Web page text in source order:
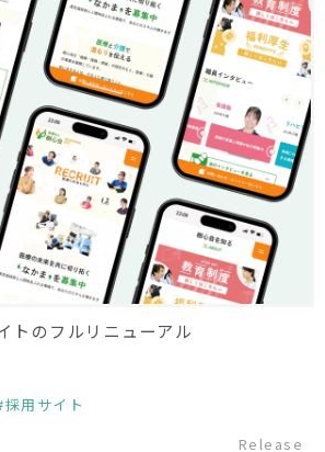
トのフルリニューアル
採用サイト
Release